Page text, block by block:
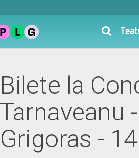
Bilete la
Tarnaveanu
Grigoras -